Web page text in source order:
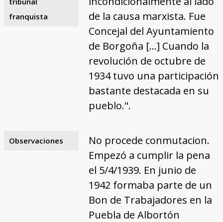
franquista
de la causa marxista. Fue
Concejal del Ayuntamiento
de Borgoña […] Cuando la
revolución de octubre de
1934 tuvo una participación
bastante destacada en su
pueblo.".
Observaciones
No procede conmutacion.
Empezó a cumplir la pena
el 5/4/1939. En junio de
1942 formaba parte de un
Bon de Trabajadores en la
Puebla de Albortón